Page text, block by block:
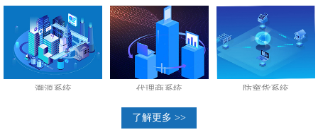
溯源系统 代理商系统 防窜货系统
了解更多 >>